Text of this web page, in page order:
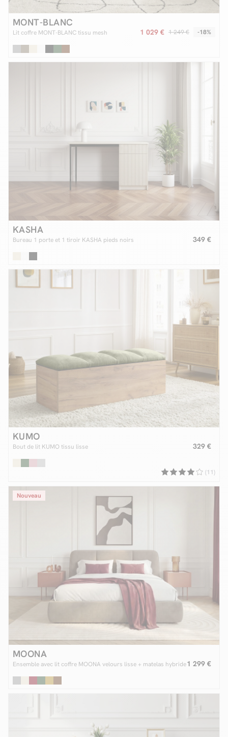
MONT-BLANC
Lit coffre MONT-BLANC tissu mesh 1 029 € 1 249 € -18%
KASHA
Bureau 1 porte et 1 tiroir KASHA pieds noirs 349 €
KUMO
Bout de lit KUMO tissu lisse 329 €
(11)
Nouveau
MOONA
Ensemble avec lit coffre MOONA velours lisse + matelas hybride1 299 €